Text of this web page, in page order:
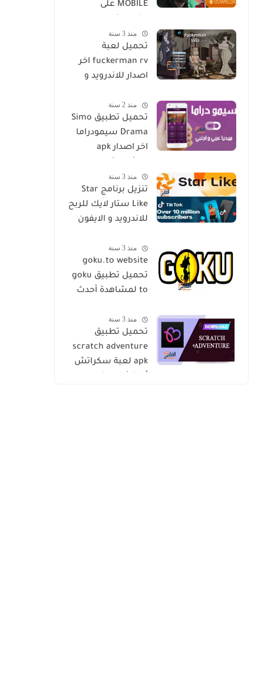
MOBILE على
توب مجانا
منذ 3 سنة
تحميل لعبة
fuckerman rv اخر
اصدار للاندرويد و
منذ 2 سنة
تحميل تطبيق Simo
Drama سيمودراما
اخر اصدار apk
العالمية مجانا
منذ 3 سنة
تنزيل برنامج Star
Like ستار لايك للربح
للاندرويد و الايفون
منذ 3 سنة
goku.to website
تحميل تطبيق goku
to لمشاهدة أحدث
الأفلام
منذ 3 سنة
تحميل تطبيق
scratch adventure
apk لعبة سكراتش